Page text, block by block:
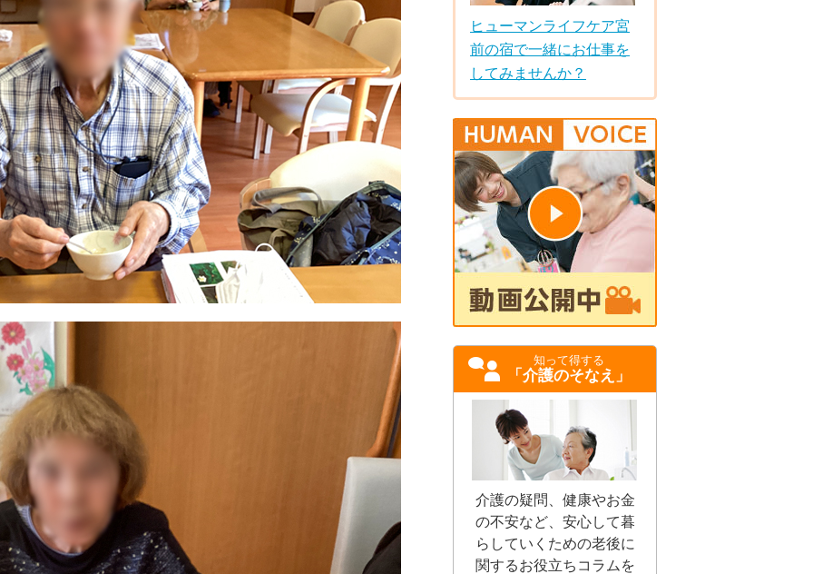
ヒューマンライフケア宮
前の宿で一緒にお仕事を
してみませんか？
知って得する
「介護のそなえ」
介護の疑問、健康やお金
の不安など、安心して暮
らしていくための老後に
関するお役立ちコラムを